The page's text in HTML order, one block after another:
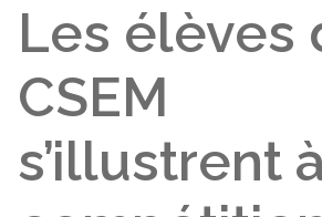
Les élèves
CSEM
s’illustrent